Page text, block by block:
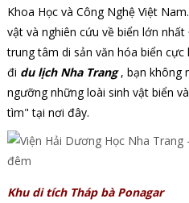
Khoa Học và Công Nghệ Việt
vật và nghiên cứu về biển lớn
trung tâm di sản văn hóa biển cực
đi du lịch Nha Trang, bạn không
ngưỡng những loài sinh vật biển
tìm" tại nơi đây.
Khu di tích Tháp bà Ponagar